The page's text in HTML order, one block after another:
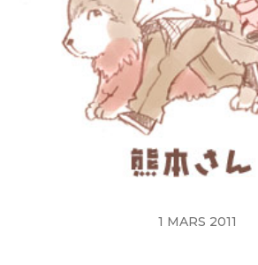
1 MARS 2011